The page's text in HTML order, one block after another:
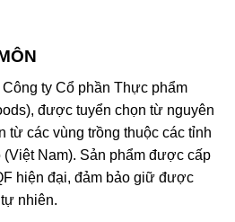
ty Cổ phần Thực phẩm
được tuyển chọn từ nguyên
từ các vùng trồng thuộc các tỉnh
Nam). Sản phẩm được cấp
hiện đại, đảm bảo giữ được
nhiên.